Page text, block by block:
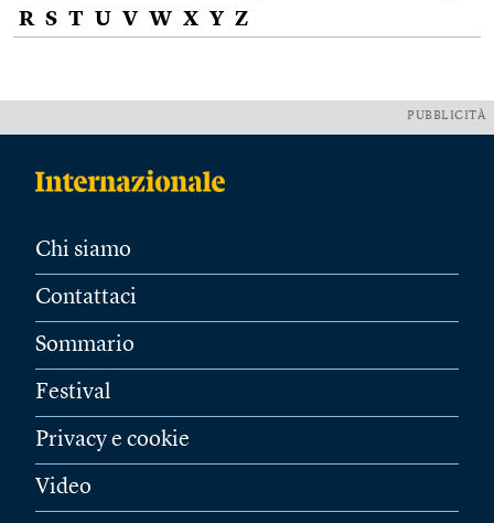
R S T U V W X Y Z
PUBBLICITÀ
Chi siamo
Contattaci
Sommario
Festival
Privacy e cookie
Video